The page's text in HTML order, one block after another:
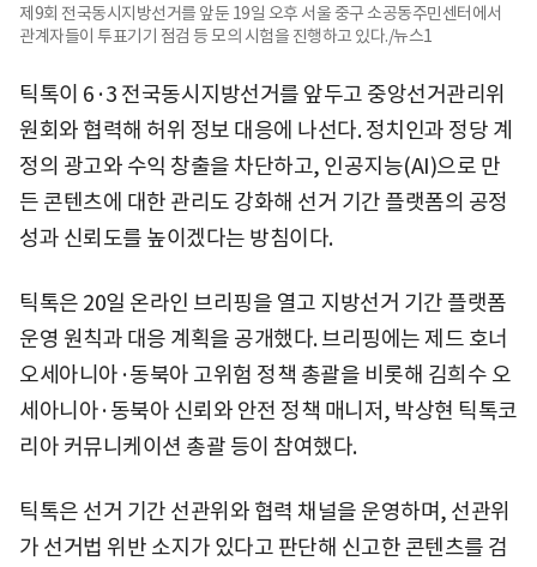
제9회 전국동시지방선거를 앞둔 19일 오후 서울 중구 소공동주민센터에서
관계자들이 투표기기 점검 등 모의 시험을 진행하고 있다./뉴스1
틱톡이 6·3 전국동시지방선거를 앞두고 중앙선거관리위
원회와 협력해 허위 정보 대응에 나선다. 정치인과 정당 계
정의 광고와 수익 창출을 차단하고, 인공지능(AI)으로 만
든 콘텐츠에 대한 관리도 강화해 선거 기간 플랫폼의 공정
성과 신뢰도를 높이겠다는 방침이다.
틱톡은 20일 온라인 브리핑을 열고 지방선거 기간 플랫폼
운영 원칙과 대응 계획을 공개했다. 브리핑에는 제드 호너
오세아니아·동북아 고위험 정책 총괄을 비롯해 김희수 오
세아니아·동북아 신뢰와 안전 정책 매니저, 박상현 틱톡코
리아 커뮤니케이션 총괄 등이 참여했다.
틱톡은 선거 기간 선관위와 협력 채널을 운영하며, 선관위
가 선거법 위반 소지가 있다고 판단해 신고한 콘텐츠를 검